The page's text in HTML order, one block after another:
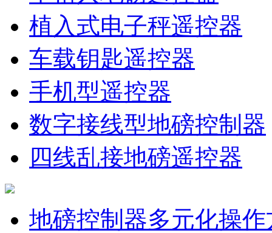
植入式电子秤遥控器
车载钥匙遥控器
手机型遥控器
数字接线型地磅控制器
四线乱接地磅遥控器
地磅控制器多元化操